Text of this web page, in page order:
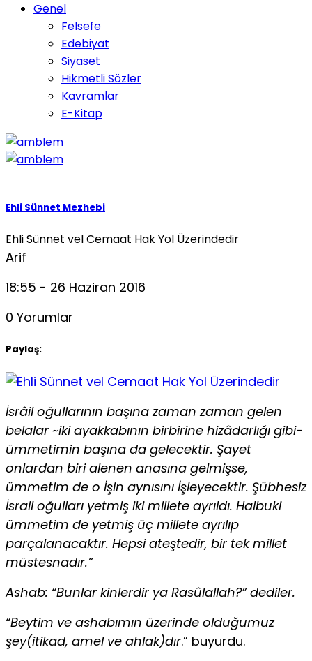
Genel
Felsefe
Edebiyat
Siyaset
Hikmetli Sözler
Kavramlar
E-Kitap
Ehli Sünnet Mezhebi
Ehli Sünnet vel Cemaat Hak Yol Üzerindedir
Arif
18:55 - 26 Haziran 2016
0 Yorumlar
Paylaş:
İsrâil oğullarının başına zaman zaman gelen
belalar ~iki ayak­kabının birbirine hizâdarlığı gibi-
ümmetimin başına da gelecektir. Şayet
onlardan biri alenen anasına gelmişse,
ümmetim de o İşin aynısını İşleyecektir. Şübhesiz
İsrail oğulları yetmiş iki millete ay­rıldı. Halbuki
ümmetim de yetmiş üç millete ayrılıp
parçalanacaktır. Hepsi ateştedir, bir tek millet
müstesnadır.”
Ashab: “Bunlar kinlerdir ya Rasûlallah?” dediler.
“Beytim ve ashabımın üzerinde olduğumuz
şey(itikad, amel ve ahlak)dır.” buyurdu.